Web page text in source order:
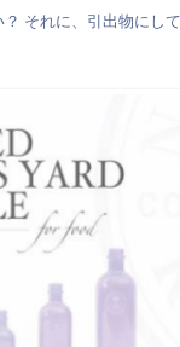
それに、引出物にし